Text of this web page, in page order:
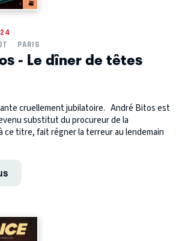
PARIS
- Le dîner de têtes
cruellement jubilatoire. André Bitos est
substitut du procureur de la
ce titre, fait régner la terreur au lendemain